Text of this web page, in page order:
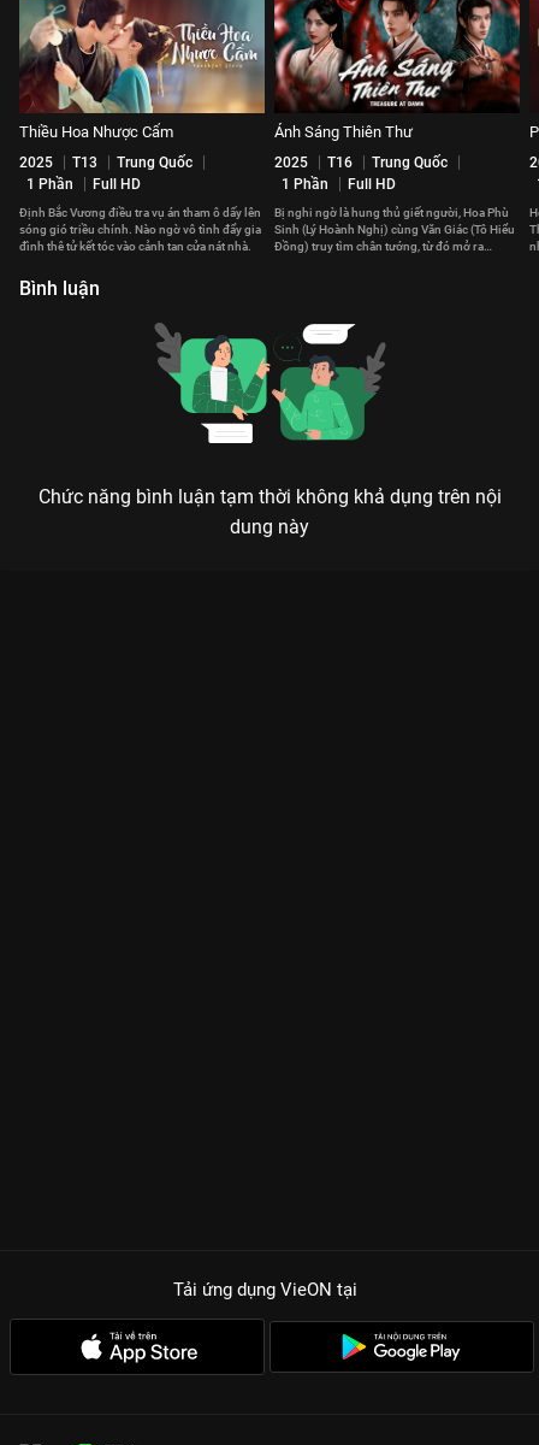
Thiều Hoa Nhược Cẩm
2025 T13
Trung Quốc
1 Phần
Full HD
Định Bắc Vương điều tra vụ án tham ô dấy lên
sóng gió triều chính. Nào ngờ vô tình đẩy gia
đình thê tử kết tóc vào cảnh tan cửa nát nhà.
Ánh Sáng Thiên Thư
2025 T16
Trung Quốc
1 Phần
Full HD
Bị nghi ngờ là hung thủ giết người, Hoa Phù
Sinh (Lý Hoành Nghị) cùng Văn Giác (Tô Hiểu
Đồng) truy tìm chân tướng, từ đó mở ra
Bình luận
Chức năng bình luận tạm thời không khả dụng trên nội
dung này
Tải ứng dụng VieON tại